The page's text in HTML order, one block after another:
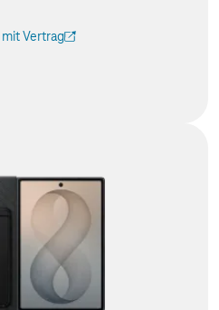
Vertrag
Tab geöffnet)